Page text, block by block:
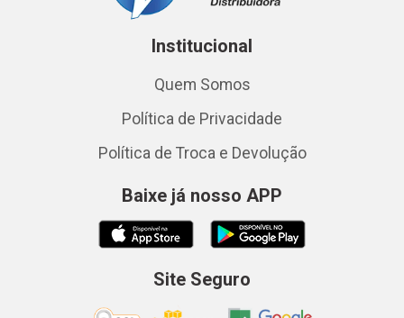
Institucional
Quem Somos
Política de Privacidade
Política de Troca e Devolução
Baixe já nosso APP
Site Seguro